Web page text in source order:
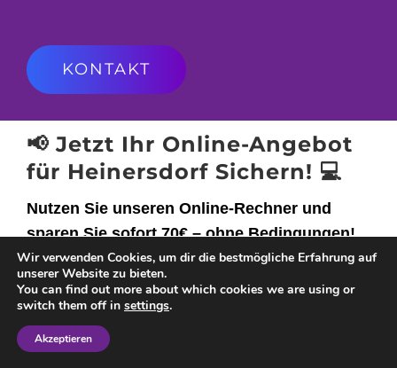
KONTAKT
📢 Jetzt Ihr Online-Angebot
für Heinersdorf Sichern! 💻
Nutzen Sie unseren Online-Rechner und
sparen Sie sofort70€– ohne Bedingungen!
[umzugsangebot]
🚛Flitz Umzüge Berlin – Ihr zuverlässiger
Wir verwenden Cookies, um dir die bestmögliche Erfahrung auf
unserer Website zu bieten.
You can find out more about which cookies we are using or
switch them off in settings.
Akzeptieren